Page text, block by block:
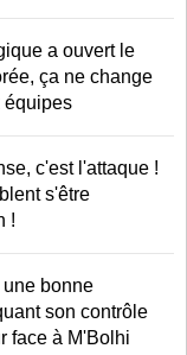
a ouvert le
ça ne change
équipes
c'est l'attaque !
s'être
!
bonne
son contrôle
face à M'Bolhi